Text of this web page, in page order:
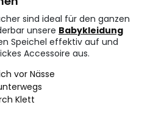
sind ideal für den ganzen
unsere Babykleidung
Speichel effektiv auf und
Accessoire aus.
vor Nässe
Klett